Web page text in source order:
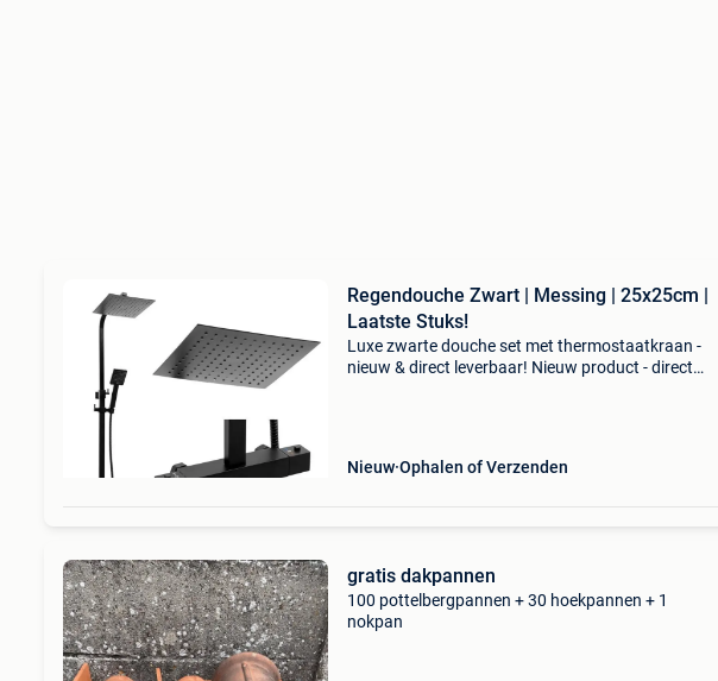
Regendouche Zwart | Messing | 25x25cm |
Laatste Stuks!
Luxe zwarte douche set met thermostaatkraan -
nieuw & direct leverbaar! Nieuw product - direct
Nieuw Ophalen of Verzenden
gratis dakpannen
100 pottelbergpannen + 30 hoekpannen + 1
nokpan